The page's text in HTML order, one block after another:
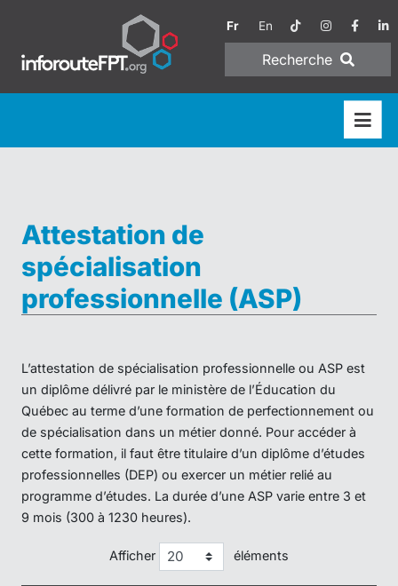
Fr En
Recherche
Attestation de
spécialisation
professionnelle (ASP)
L’attestation de spécialisation professionnelle ou ASP est
un diplôme délivré par le ministère de l’Éducation du
Québec au terme d’une formation de perfectionnement ou
de spécialisation dans un métier donné. Pour accéder à
cette formation, il faut être titulaire d’un diplôme d’études
professionnelles (DEP) ou exercer un métier relié au
programme d’études. La durée d’une ASP varie entre 3 et
9 mois (300 à 1230 heures).
Afficher éléments